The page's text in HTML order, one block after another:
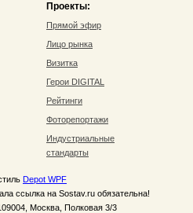
Проекты:
Прямой эфир
Лицо рынка
Визитка
Герои DIGITAL
Рейтинги
Фоторепортажи
Индустриальные
стандарты
Depot WPF
ссылка на Sostav.ru обязательна!
Москва, Полковая 3/3